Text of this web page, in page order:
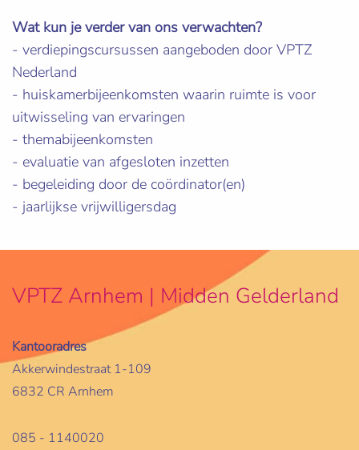
Wat kun je verder van ons verwachten?
- verdiepingscursussen aangeboden door VPTZ
Nederland
- huiskamerbijeenkomsten waarin ruimte is voor
uitwisseling van ervaringen
- themabijeenkomsten
- evaluatie van afgesloten inzetten
- begeleiding door de coördinator(en)
- jaarlijkse vrijwilligersdag
VPTZ Arnhem | Midden Gelderland
Kantooradres
Akkerwindestraat 1-109
6832 CR Arnhem
085 - 1140020